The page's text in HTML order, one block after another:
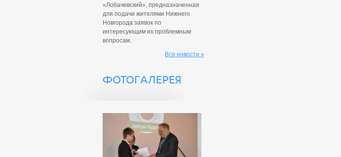
«Лобачевский», предназначенная
для подачи жителями Нижнего
Новгорода заявок по
интересующим их проблемным
вопросам.
Все новости »
ФОТОГАЛЕРЕЯ